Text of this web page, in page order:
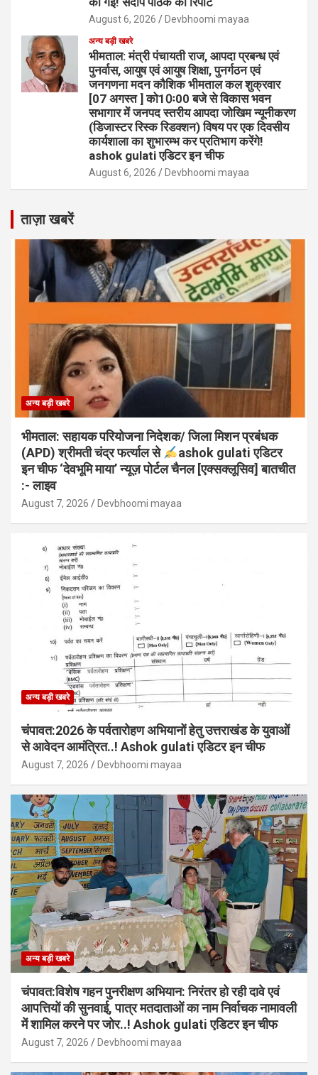
August 6, 2026 Devbhoomi mayaa
अन्य बड़ी खबरे
भीमताल: मंत्री पंचायती राज, आपदा प्रबन्ध एवं
पुनर्वास, आयुष एवं आयुष शिक्षा, पुनर्गठन एवं
जनगणना मदन कौशिक भीमताल कल शुक्रवार
[07 अगस्त ] को10ः00 बजे से विकास भवन
सभागार में जनपद स्तरीय आपदा जोखिम न्यूनीकरण
(डिजास्टर रिस्क रिडक्शन) विषय पर एक दिवसीय
कार्यशाला का शुभारम्भ कर प्रतिभाग करेंगे!
ashok gulati एडिटर इन चीफ
August 6, 2026 Devbhoomi mayaa
ताज़ा खबरें
अन्य बड़ी खबरे
भीमताल: सहायक परियोजना निदेशक/ जिला मिशन प्रबंधक
(APD) श्रीमती चंद्र फर्त्याल से
ashok gulati एडिटर
इन चीफ ‘देवभूमि माया’ न्यूज़ पोर्टल चैनल [एक्सक्लूसिव] बातचीत
:- लाइव
August 7, 2026 Devbhoomi mayaa
अन्य बड़ी खबरे
चंपावत:2026 के पर्वतारोहण अभियानों हेतु उत्तराखंड के युवाओं
से आवेदन आमंत्रित..! Ashok gulati एडिटर इन चीफ
August 7, 2026 Devbhoomi mayaa
अन्य बड़ी खबरे
चंपावत:विशेष गहन पुनरीक्षण अभियान: निरंतर हो रही दावे एवं
आपत्तियों की सुनवाई, पात्र मतदाताओं का नाम निर्वाचक नामावली
में शामिल करने पर जोर..! Ashok gulati एडिटर इन चीफ
August 7, 2026 Devbhoomi mayaa